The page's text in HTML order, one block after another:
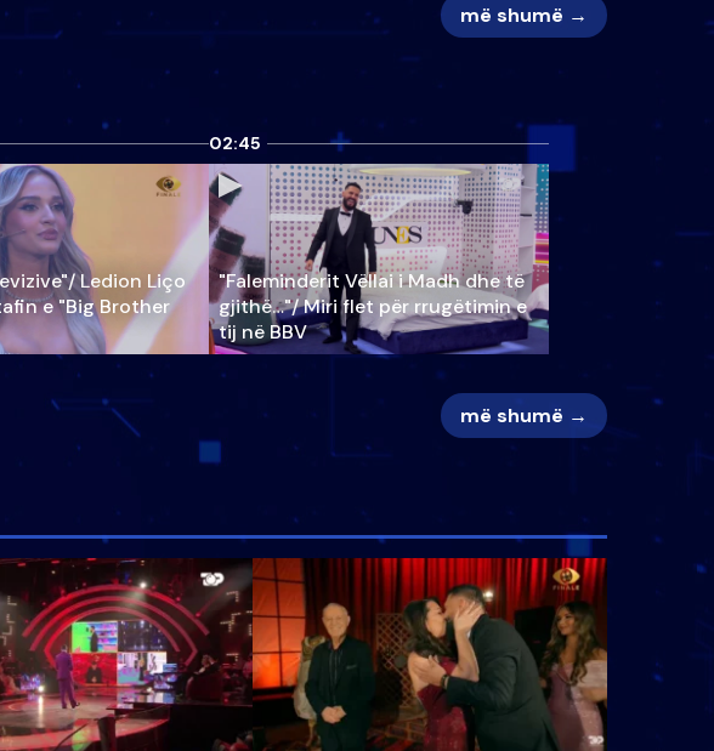
më shumë →
Ledion Liço
e "Big Brother
02:45
"Faleminderit Vëllai i Madh dhe të
gjithë…"/ Miri flet për rrugëtimin e
tij në BBV
më shumë →